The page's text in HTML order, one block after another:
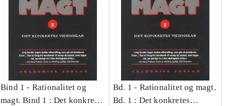
Bind 1 - Rationalitet og
magt. Bind 1 : Det konkretes
Bd. 1 - Rationalitet og magt.
Bd. 1 : Det konkretes